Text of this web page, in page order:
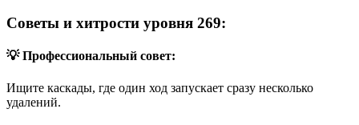
Советы и хитрости уровня 269:
💡 Профессиональный совет:
Ищите каскады, где один ход запускает сразу несколько
удалений.